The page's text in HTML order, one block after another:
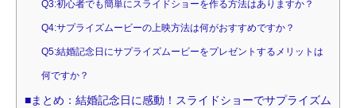
Q3:初心者でも簡単にスライドショーを作る方法はありますか？
Q4:サプライズムービーの上映方法は何がおすすめですか？
Q5:結婚記念日にサプライズムービーをプレゼントするメリットは
何ですか？
■まとめ：結婚記念日に感動！スライドショーでサプライズム